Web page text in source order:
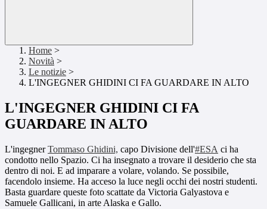
Home >
Novità >
Le notizie >
L'INGEGNER GHIDINI CI FA GUARDARE IN ALTO
L'INGEGNER GHIDINI CI FA
GUARDARE IN ALTO
L'ingegnerTommaso Ghidini, capo Divisione dell'#ESA ci ha
condotto nello Spazio. Ci ha insegnato a trovare il desiderio che sta
dentro di noi. E ad imparare a volare, volando. Se possibile,
facendolo insieme. Ha acceso la luce negli occhi dei nostri studenti.
Basta guardare queste foto scattate da Victoria Galyastova e
Samuele Gallicani, in arte Alaska e Gallo.